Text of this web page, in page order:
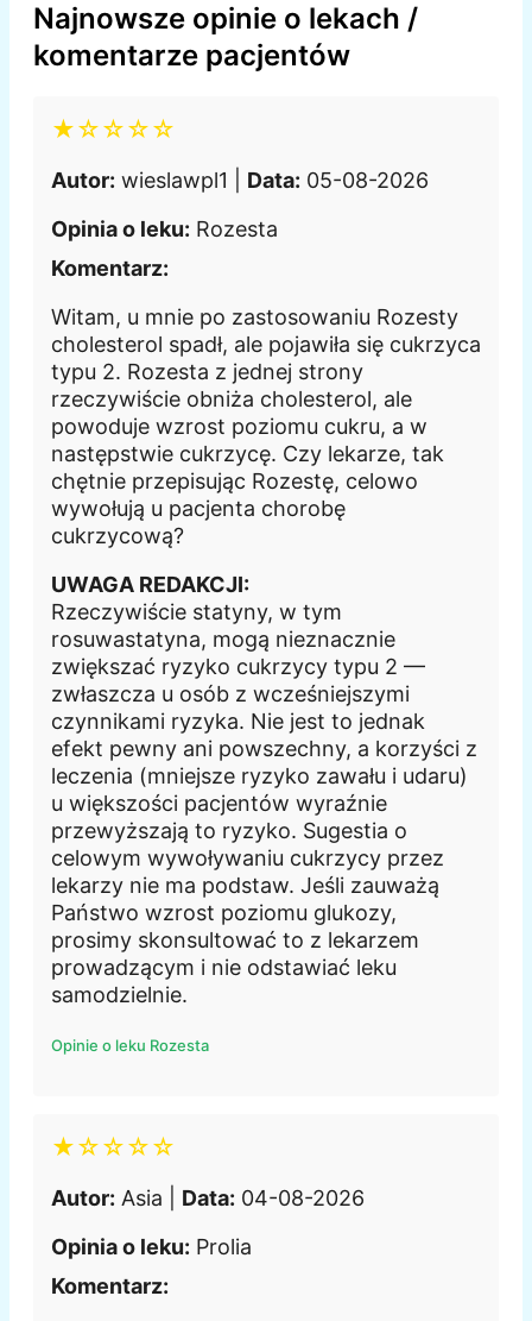
Najnowsze opinie o lekach /
komentarze pacjentów
★☆☆☆☆
Autor: wieslawpl1 | Data: 05-08-2026
Opinia o leku: Rozesta
Komentarz:
Witam, u mnie po zastosowaniu Rozesty
cholesterol spadł, ale pojawiła się cukrzyca
typu 2. Rozesta z jednej strony
rzeczywiście obniża cholesterol, ale
powoduje wzrost poziomu cukru, a w
następstwie cukrzycę. Czy lekarze, tak
chętnie przepisując Rozestę, celowo
wywołują u pacjenta chorobę
cukrzycową?
UWAGA REDAKCJI:
Rzeczywiście statyny, w tym
rosuwastatyna, mogą nieznacznie
zwiększać ryzyko cukrzycy typu 2 —
zwłaszcza u osób z wcześniejszymi
czynnikami ryzyka. Nie jest to jednak
efekt pewny ani powszechny, a korzyści z
leczenia (mniejsze ryzyko zawału i udaru)
u większości pacjentów wyraźnie
przewyższają to ryzyko. Sugestia o
celowym wywoływaniu cukrzycy przez
lekarzy nie ma podstaw. Jeśli zauważą
Państwo wzrost poziomu glukozy,
prosimy skonsultować to z lekarzem
prowadzącym i nie odstawiać leku
samodzielnie.
Opinie o leku Rozesta
★☆☆☆☆
Autor: Asia | Data: 04-08-2026
Opinia o leku: Prolia
Komentarz: